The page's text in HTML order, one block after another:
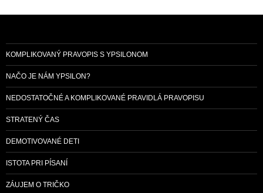
KOMPLIKOVANÝ PRAVOPIS S YPSILONOM
NAČO JE NÁM YPSILON?
NEDOSTATOČNÉ A KOMPLIKOVANÉ PRAVIDLÁ PRAVOPISU
STRATENÝ ČAS
DEMOTIVOVANÉ DETI
ISTOTA PRI PÍSANÍ
ZÁUJEM O TRIČKO